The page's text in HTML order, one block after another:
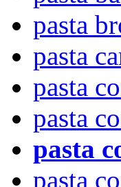
pasta
pasta
pasta
pasta
pasta
pasta